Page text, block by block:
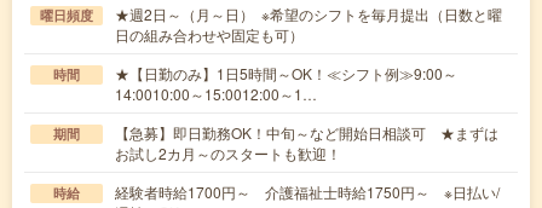
曜日頻度
★週2日～（月～日） ※希望のシフトを毎月提出（日数と曜
日の組み合わせや固定も可）
時間
★【日勤のみ】1日5時間～OK！≪シフト例≫9:00～
14:0010:00～15:0012:00～1…
期間
【急募】即日勤務OK！中旬～など開始日相談可 ★まずは
お試し2カ月～のスタートも歓迎！
時給
経験者時給1700円～ 介護福祉士時給1750円～ ※日払い/